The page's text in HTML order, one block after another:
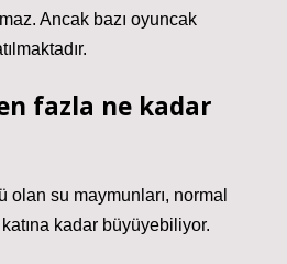
Ancak bazı oyuncak
fazla ne kadar
su maymunları, normal
kadar büyüyebiliyor.